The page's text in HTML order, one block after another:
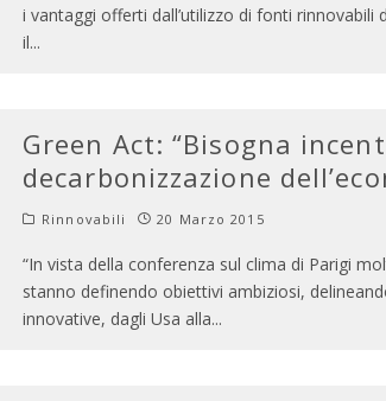
i vantaggi offerti dall’utilizzo di fonti rinnovabili
il...
Green Act: “Bisogna
decarbonizzazione
Rinnovabili 20 Marzo 2015
“In vista della conferenza sul clima di Parigi
stanno definendo obiettivi ambiziosi,
innovative, dagli Usa alla...